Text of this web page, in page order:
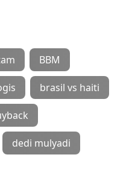
BBM
brasil vs haiti
dedi mulyadi